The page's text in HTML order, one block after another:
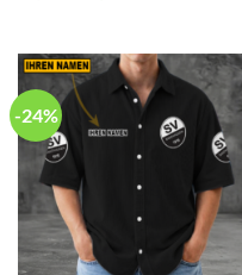
Preis
-24%